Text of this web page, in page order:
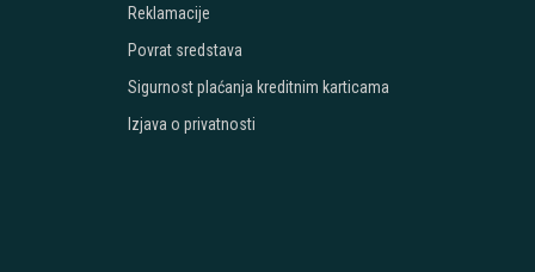
Reklamacije
Povrat sredstava
Sigurnost plaćanja kreditnim karticama
Izjava o privatnosti